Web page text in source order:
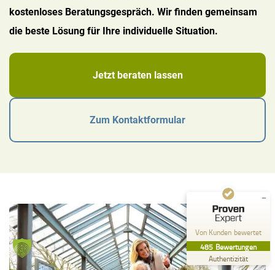
kostenloses Beratungsgespräch. Wir finden gemeinsam
die beste Lösung für Ihre individuelle Situation.
Jetzt beraten lassen
Zum Kontaktformular
Von Kunden bewertet
485 Bewertungen
Authentizität
357
Bewertungen auf
ProvenExpert.com
Bewertungen von
2
anderen Quellen
Blick aufs ProvenExpert-Profil werfen
26.07.2026